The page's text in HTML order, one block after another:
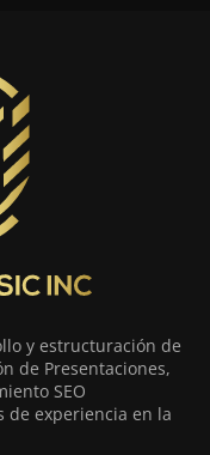
y estructuración de
de Presentaciones,
SEO
de experiencia en la